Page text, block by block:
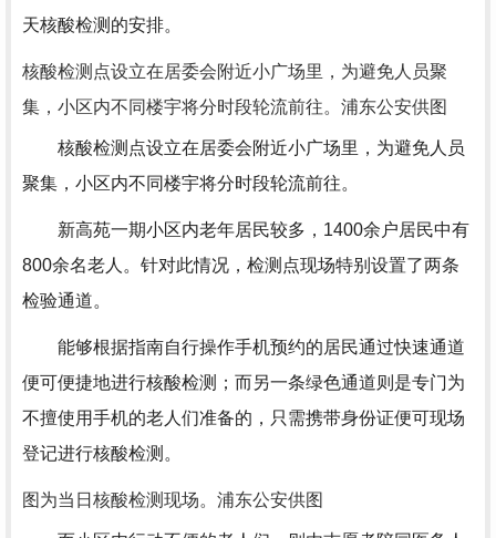
天核酸检测的安排。
核酸检测点设立在居委会附近小广场里，为避免人员聚
集，小区内不同楼宇将分时段轮流前往。浦东公安供图
核酸检测点设立在居委会附近小广场里，为避免人员
聚集，小区内不同楼宇将分时段轮流前往。
新高苑一期小区内老年居民较多，1400余户居民中有
800余名老人。针对此情况，检测点现场特别设置了两条
检验通道。
能够根据指南自行操作手机预约的居民通过快速通道
便可便捷地进行核酸检测；而另一条绿色通道则是专门为
不擅使用手机的老人们准备的，只需携带身份证便可现场
登记进行核酸检测。
图为当日核酸检测现场。浦东公安供图